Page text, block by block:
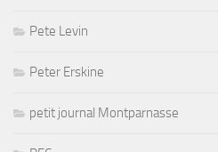
Pete Levin
Peter Erskine
petit journal Montparnasse